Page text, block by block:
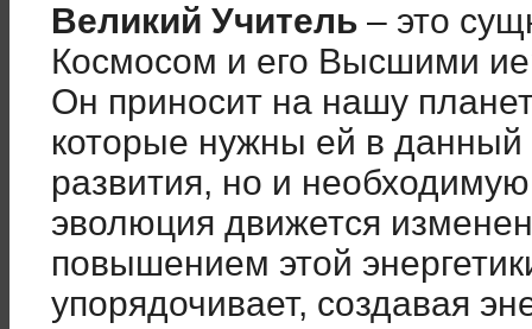
Великий Учитель – это
Космосом и его Высшими
Он приносит на нашу
которые нужны ей в
развития, но и
эволюция движется
повышением этой
упорядочивает, создавая